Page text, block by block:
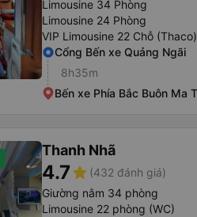
Limousine 34 Phòng
Limousine 24 Phòng
VIP Limousine 22 Chỗ (Thaco)
Cổng Bến xe Quảng Ngãi
8h35m
Bến xe Phía Bắc Buôn Ma
Thanh Nhã
4.7star (432 đánh giá)
Giường nằm 34 phòng
Limousine 22 phòng (WC)